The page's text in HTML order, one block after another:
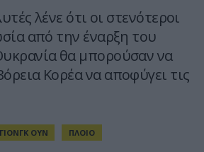
λένε ότι οι στενότεροι
από την έναρξη του
θα μπορούσαν να
Κορέα να αποφύγει τις
ΟΥΝ ΠΛΟΙΟ